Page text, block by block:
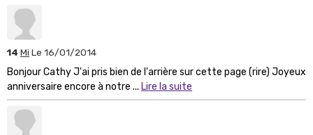
14 Mi Le 16/01/2014
Bonjour Cathy J'ai pris bien de l'arrière sur cette page (rire) Joyeux
anniversaire encore à notre ... Lire la suite